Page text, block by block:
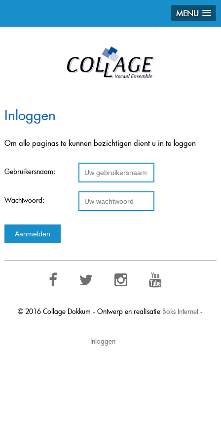
MENU
Inloggen
Om alle paginas te kunnen bezichtigen dient u in te loggen
Gebruikersnaam:
Wachtwoord:
© 2016 Collage Dokkum - Ontwerp en realisatie Boks Internet-
Inloggen